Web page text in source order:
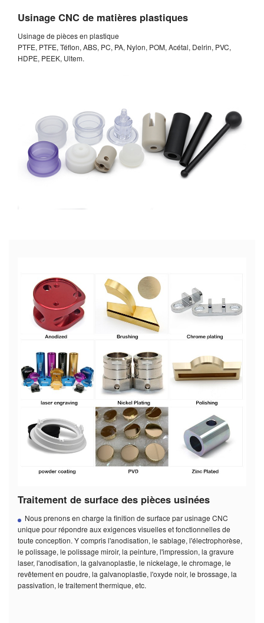
Usinage CNC de matières plastiques
Usinage de pièces en plastique
PTFE, PTFE, Téflon, ABS, PC, PA, Nylon, POM, Acétal, Delrin, PVC,
HDPE, PEEK, Ultem.
Traitement de surface des pièces usinées
Nous prenons en charge la finition de surface par usinage CNC
unique pour répondre aux exigences visuelles et fonctionnelles de
toute conception. Y compris l'anodisation, le sablage, l'électrophorèse,
le polissage, le polissage miroir, la peinture, l'impression, la gravure
laser, l'anodisation, la galvanoplastie, le nickelage, le chromage, le
revêtement en poudre, la galvanoplastie, l'oxyde noir, le brossage, la
passivation, le traitement thermique, etc.